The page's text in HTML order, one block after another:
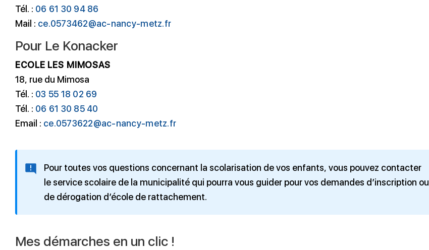
Tél. : 06 61 30 94 86
Mail : ce.0573462@ac-nancy-metz.fr
Pour Le Konacker
ECOLE LES MIMOSAS
18, rue du Mimosa
Tél. : 03 55 18 02 69
Tél. : 06 61 30 85 40
Email : ce.0573622@ac-nancy-metz.fr
Pour toutes vos questions concernant la scolarisation de vos enfants, vous pouvez contacter
le service scolaire de la municipalité qui pourra vous guider pour vos demandes d’inscription ou
de dérogation d’école de rattachement.
Mes démarches en un clic !